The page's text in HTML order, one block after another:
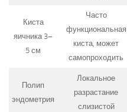
Киста
яичника 3–
5 см
Часто
функциональная
киста, может
самопроходить
Полип
эндометрия
Локальное
разрастание
слизистой